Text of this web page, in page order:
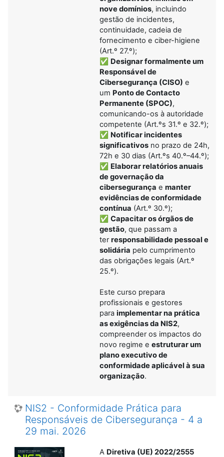
nove domínios, incluindo
gestão de incidentes,
continuidade, cadeia de
fornecimento e ciber-higiene
(Art.º 27.º);
✅ Designar formalmente um
Responsável de
Cibersegurança (CISO) e
um Ponto de Contacto
Permanente (SPOC),
comunicando-os à autoridade
competente (Art.ºs 31.º e 32.º);
✅ Notificar incidentes
significativos no prazo de 24h,
72h e 30 dias (Art.ºs 40.º–44.º);
✅ Elaborar relatórios anuais
de governação da
cibersegurança e manter
evidências de conformidade
contínua (Art.º 30.º);
✅ Capacitar os órgãos de
gestão, que passam a
terresponsabilidade pessoal e
solidária pelo cumprimento
das obrigações legais (Art.º
25.º).
Este curso prepara
profissionais e gestores
para implementar na prática
as exigências da NIS2,
compreender os impactos do
novo regime e estruturar um
plano executivo de
conformidade aplicável à sua
organização.
NIS2 - Conformidade Prática para
Responsáveis de Cibersegurança - 4 a
29 mai. 2026
A Diretiva (UE) 2022/2555